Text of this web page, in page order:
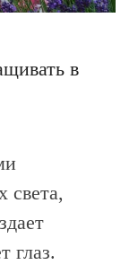
в
света,
глаз.